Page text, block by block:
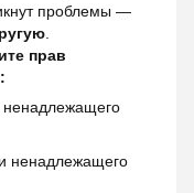
проблемы —
.
прав
ненадлежащего